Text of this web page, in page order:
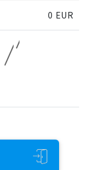
0 EUR